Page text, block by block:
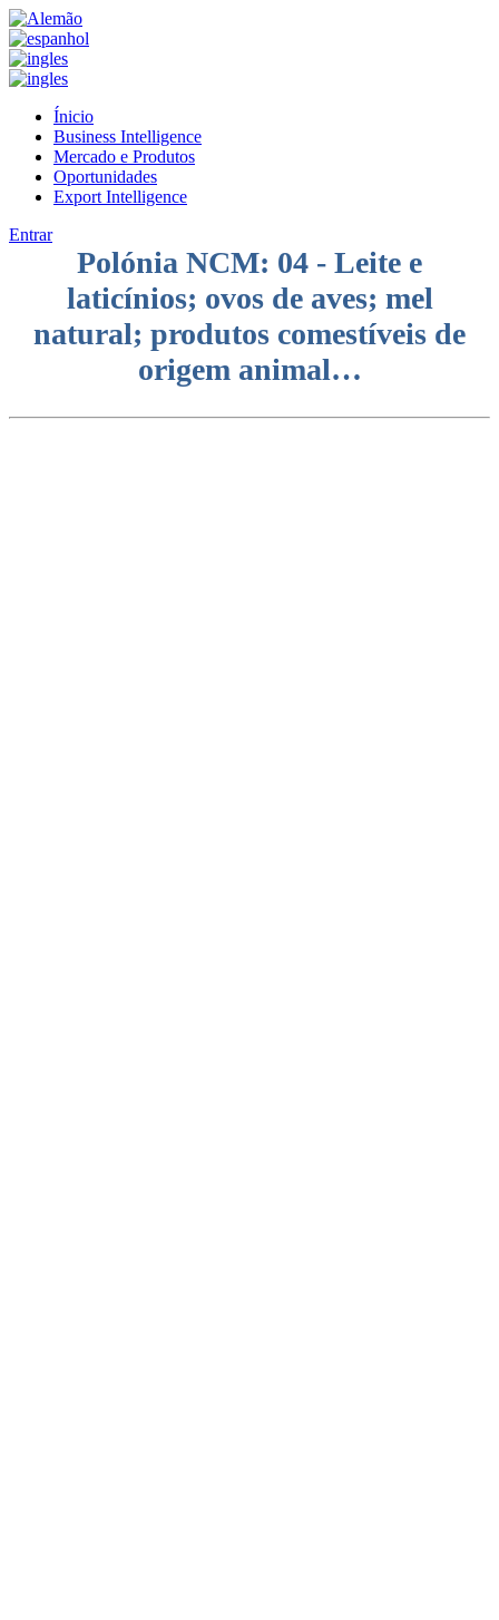
Ínicio
Business Intelligence
Mercado e Produtos
Oportunidades
Export Intelligence
Entrar
Polónia NCM: 04 - Leite e
laticínios; ovos de aves; mel
natural; produtos comestíveis de
origem animal…